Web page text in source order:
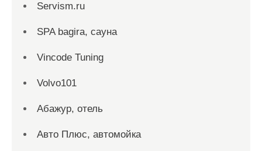
Servism.ru
SPA bagira, сауна
Vincode Tuning
Volvo101
Абажур, отель
Авто Плюс, автомойка